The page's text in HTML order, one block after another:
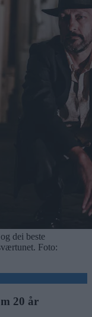
dei beste
Foto:
20 år